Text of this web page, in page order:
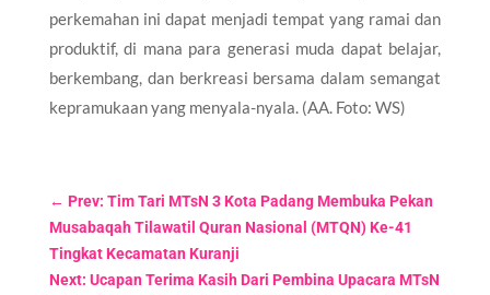
perkemahan ini dapat menjadi tempat yang ramai dan
produktif, di mana para generasi muda dapat belajar,
berkembang, dan berkreasi bersama dalam semangat
kepramukaan yang menyala-nyala. (AA. Foto: WS)
← Prev: Tim Tari MTsN 3 Kota Padang Membuka Pekan
Musabaqah Tilawatil Quran Nasional (MTQN) Ke-41
Tingkat Kecamatan Kuranji
Next: Ucapan Terima Kasih Dari Pembina Upacara MTsN